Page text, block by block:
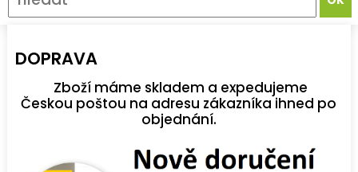
DOPRAVA
Zboží máme skladem a expedujeme
Českou poštou na adresu zákazníka ihned po
objednání.